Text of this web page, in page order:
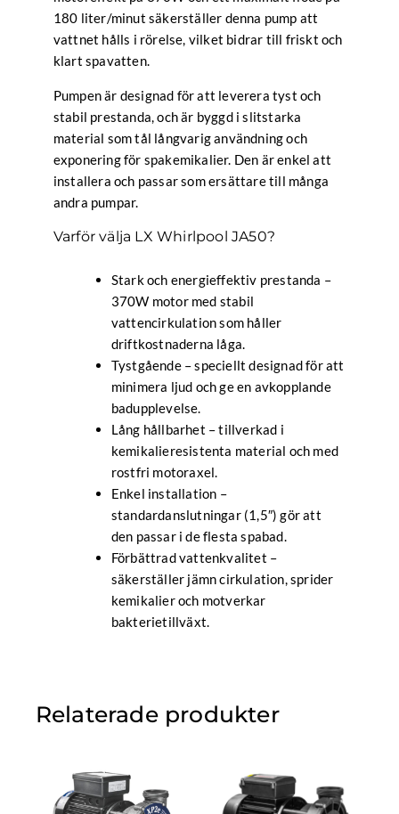
180 liter/minut säkerställer denna pump att
vattnet hålls i rörelse, vilket bidrar till friskt och
klart spavatten.
Pumpen är designad för att leverera tyst och
stabil prestanda, och är byggd i slitstarka
material som tål långvarig användning och
exponering för spakemikalier. Den är enkel att
installera och passar som ersättare till många
andra pumpar.
Varför välja LX Whirlpool JA50?
Stark och energieffektiv prestanda –
370W motor med stabil
vattencirkulation som håller
driftkostnaderna låga.
Tystgående – speciellt designad för att
minimera ljud och ge en avkopplande
badupplevelse.
Lång hållbarhet – tillverkad i
kemikalieresistenta material och med
rostfri motoraxel.
Enkel installation –
standardanslutningar (1,5″) gör att
den passar i de flesta spabad.
Förbättrad vattenkvalitet –
säkerställer jämn cirkulation, sprider
kemikalier och motverkar
bakterietillväxt.
Relaterade produkter